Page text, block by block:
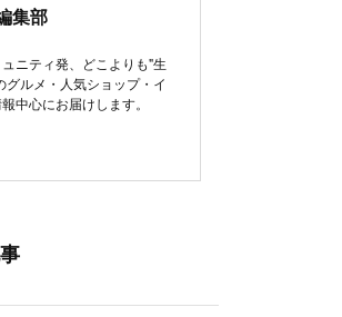
集部
ニティ発、どこよりも"生
ルメ・人気ショップ・イ
中心にお届けします。